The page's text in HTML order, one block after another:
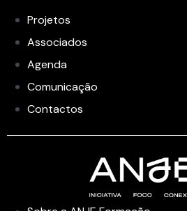
Projetos
Associados
Agenda
Comunicação
Contactos